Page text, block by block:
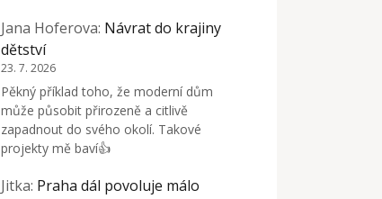
Jana Hoferova: Návrat do krajiny
dětství
23. 7. 2026
Pěkný příklad toho, že moderní dům
může působit přirozeně a citlivě
zapadnout do svého okolí. Takové
projekty mě baví👍
Jitka: Praha dál povoluje málo